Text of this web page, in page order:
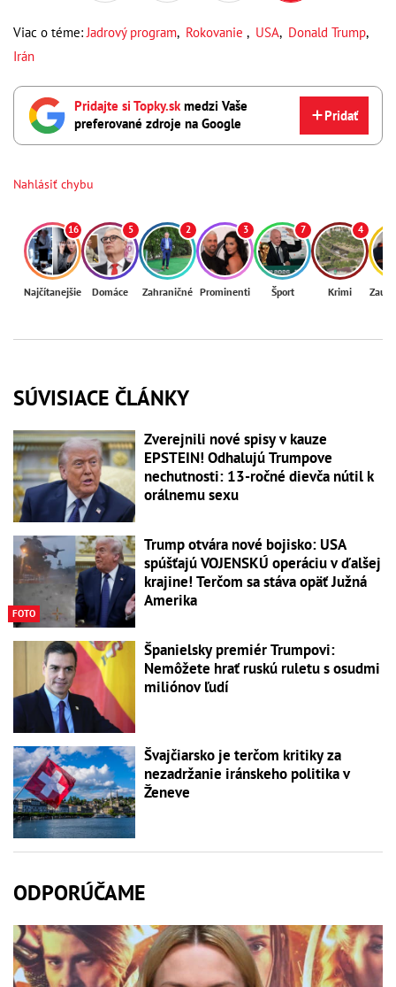
Viac o téme: Jadrový program, Rokovanie , USA, Donald Trump,
Irán
Pridajte si Topky.skmedzi Vaše
preferované zdroje na Google
Pridať
Nahlásiť chybu
16
Najčítanejšie
5
Domáce
2
Zahraničné
3
Prominenti
7
Šport
4
Krimi
SÚVISIACE ČLÁNKY
Zverejnili nové spisy v kauze
EPSTEIN! Odhalujú Trumpove
nechutnosti: 13-ročné dievča nútil k
orálnemu sexu
FOTO
Trump otvára nové bojisko: USA
spúšťajú VOJENSKÚ operáciu v ďalšej
krajine! Terčom sa stáva opäť Južná
Amerika
Španielsky premiér Trumpovi:
Nemôžete hrať ruskú ruletu s osudmi
miliónov ľudí
Švajčiarsko je terčom kritiky za
nezadržanie iránskeho politika v
Ženeve
ODPORÚČAME